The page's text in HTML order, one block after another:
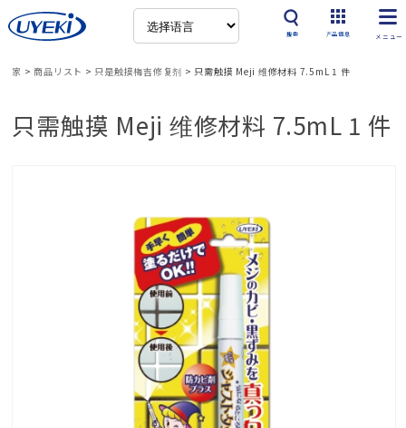
搜索 产品信息
家 >商品リスト > 只是触摸梅吉修复剂 > 只需触摸 Meji 维修材料 7.5mL 1 件
只需触摸 Meji 维修材料 7.5mL 1 件